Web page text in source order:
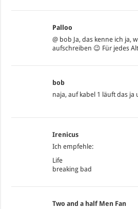
Palloo
@ bob Ja, das kenne ich ja,
aufschreiben 😉 Für jedes
bob
naja, auf kabel 1 läuft das
Irenicus
Ich empfehle:
Life
breaking bad
Two and a half Men Fan